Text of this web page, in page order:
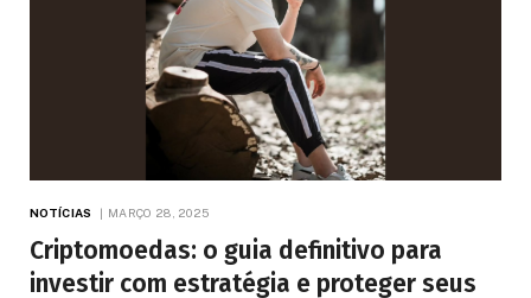
NOTÍCIAS MARÇO 28, 2025
Criptomoedas: o guia definitivo para
investir com estratégia e proteger seus